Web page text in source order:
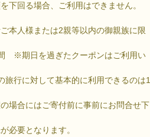
下回る場合、ご利用はできません。
本人様または2親等以内の御親族に限
※期日を過ぎたクーポンはご利用い
行に対して基本的に利用できるのは1
場合にはご寄付前に事前にお問合せ下
必要となります。